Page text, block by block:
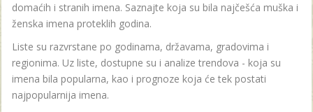
domaćih i stranih imena. Saznajte koja su bila najčešća muška i
ženska imena proteklih godina.
Liste su razvrstane po godinama, državama, gradovima i
regionima. Uz liste, dostupne su i analize trendova - koja su
imena bila popularna, kao i prognoze koja će tek postati
najpopularnija imena.